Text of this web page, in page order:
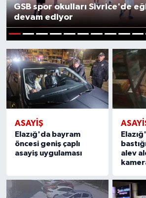
GSB spor okulları Sivrice'de
devam ediyor
ASAYIŞ
Elazığ'da bayram
öncesi geniş çaplı
asayiş uygulaması
alev